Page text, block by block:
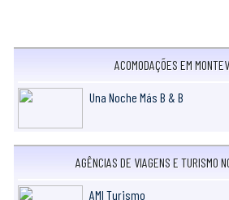
ACOMODAÇÕES EM
Una Noche Más B & B
AGÊNCIAS DE VIAGENS E TURISMO
AMI Turismo